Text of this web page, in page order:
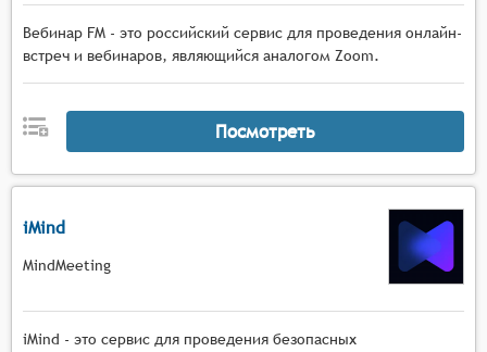
Вебинар FM - это российский сервис для проведения онлайн-
встреч и вебинаров, являющийся аналогом Zoom.
Посмотреть
iMind
MindMeeting
iMind - это сервис для проведения безопасных